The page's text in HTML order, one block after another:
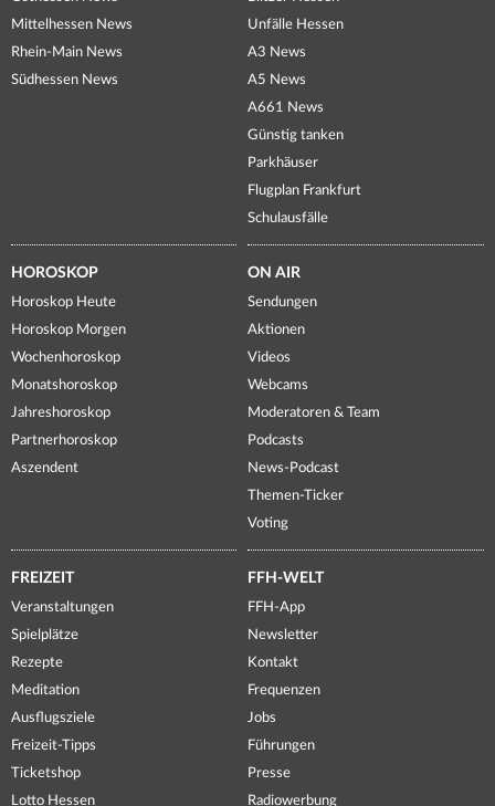
Mittelhessen News
Rhein-Main News
Südhessen News
Unfälle Hessen
A3 News
A5 News
A661 News
Günstig tanken
Parkhäuser
Flugplan Frankfurt
Schulausfälle
HOROSKOP
Horoskop Heute
Horoskop Morgen
Wochenhoroskop
Monatshoroskop
Jahreshoroskop
Partnerhoroskop
Aszendent
ON AIR
Sendungen
Aktionen
Videos
Webcams
Moderatoren & Team
Podcasts
News-Podcast
Themen-Ticker
Voting
FREIZEIT
Veranstaltungen
Spielplätze
Rezepte
Meditation
Ausflugsziele
Freizeit-Tipps
Ticketshop
Lotto Hessen
FFH-WELT
FFH-App
Newsletter
Kontakt
Frequenzen
Jobs
Führungen
Presse
Radiowerbung